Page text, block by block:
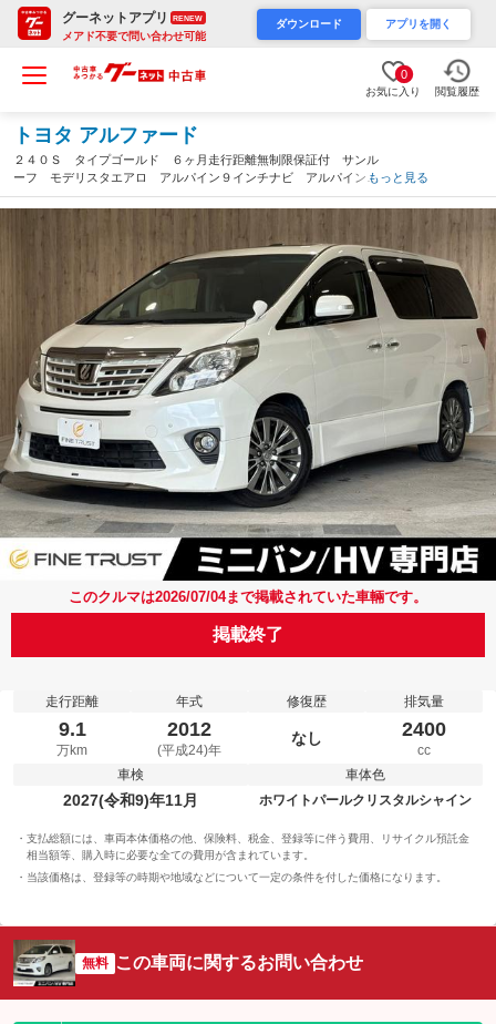
グーネットアプリ RENEW
メアド不要で問い合わせ可能
ダウンロード アプリを開く
0
お気に入り 閲覧履歴
トヨタ アルファード
２４０Ｓ タイプゴールド ６ヶ月走行距離無制限保証付 サンル
ーフ モデリスタエアロ アルパイン９インチナビ アルパインフ
リップダウンモニター クルーズコントロール 電動リアゲート
禁煙車 バックカメラ 両側パワースライドドア（岐阜県）
もっと見る
このクルマは2026/07/04まで掲載されていた車輛です。
掲載終了
走行距離
9.1
万km
年式
2012
(平成24)年
修復歴
なし
排気量
2400
cc
車検
2027(令和9)年11月
車体色
ホワイトパールクリスタルシャイン
支払総額には、車両本体価格の他、保険料、税金、登録等に伴う費用、リサイクル預託金
相当額等、購入時に必要な全ての費用が含まれています。
当該価格は、登録等の時期や地域などについて一定の条件を付した価格になります。
無料 この車両に関するお問い合わせ